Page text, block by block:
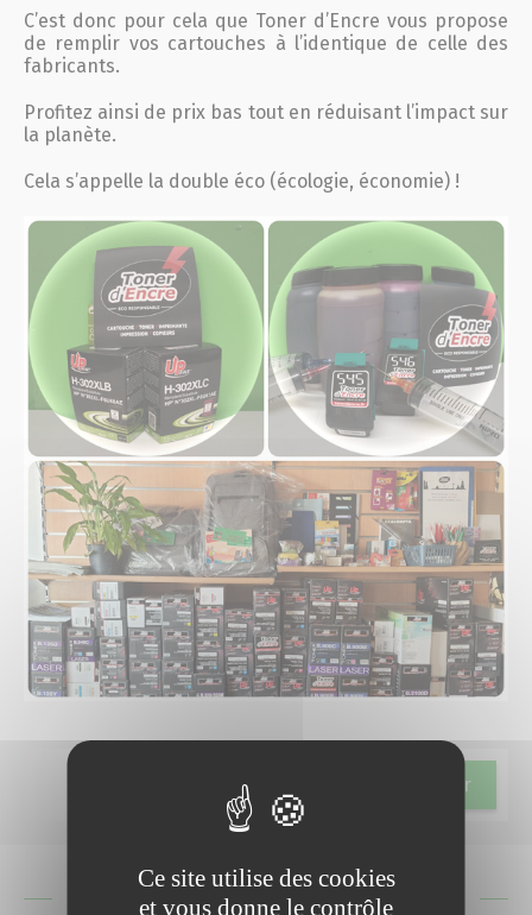
C’est donc pour cela que Toner d’Encre vous propose
de remplir vos cartouches à l’identique de celle des
fabricants.
Profitez ainsi de prix bas tout en réduisant l’impact sur
la planète.
Cela s’appelle la double éco (écologie, économie) !
Pour aller plus loin Notre métier
Tous unis pour préserver
Ce site utilise des cookies
et vous donne le contrôle